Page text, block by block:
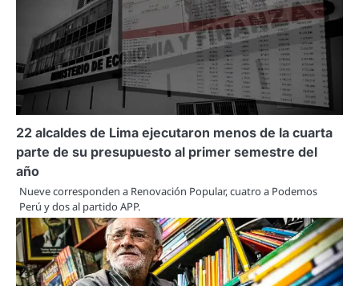
22 alcaldes de Lima ejecutaron menos de la cuarta
parte de su presupuesto al primer semestre del
año
Nueve corresponden a Renovación Popular, cuatro a Podemos
Perú y dos al partido APP.